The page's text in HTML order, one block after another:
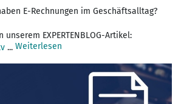
E-Rechnungen im Geschäftsalltag?
EXPERTENBLOG-Artikel:
... Weiterlesen